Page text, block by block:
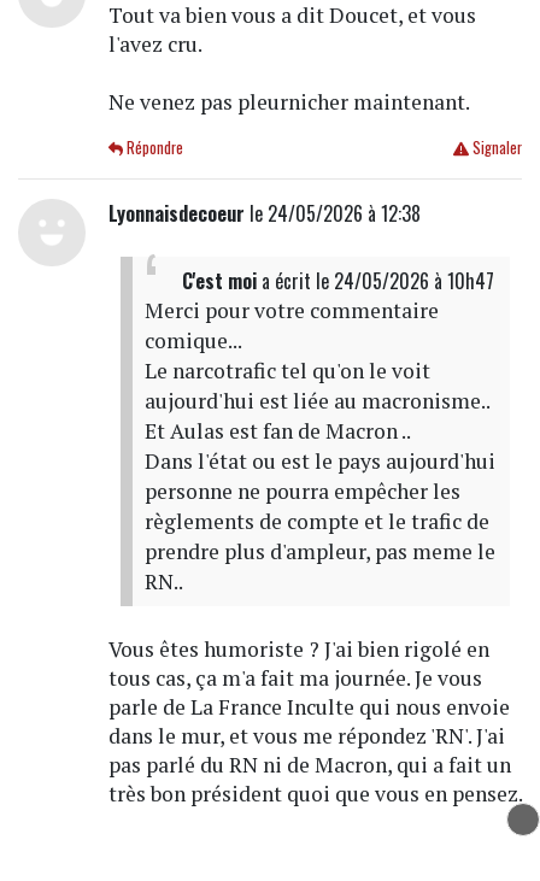
Tout va bien vous a dit Doucet, et vous
l'avez cru.
Ne venez pas pleurnicher maintenant.
Signaler
Répondre
Lyonnaisdecoeur le 24/05/2026 à 12:38
C'est moia écrit le 24/05/2026 à 10h47
Merci pour votre commentaire
comique...
Le narcotrafic tel qu'on le voit
aujourd'hui est liée au macronisme..
Et Aulas est fan de Macron ..
Dans l'état ou est le pays aujourd'hui
personne ne pourra empêcher les
règlements de compte et le trafic de
prendre plus d'ampleur, pas meme le
RN..
Vous êtes humoriste ? J'ai bien rigolé en
tous cas, ça m'a fait ma journée. Je vous
parle de La France Inculte qui nous envoie
dans le mur, et vous me répondez 'RN'. J'ai
pas parlé du RN ni de Macron, qui a fait un
très bon président quoi que vous en pensez.
Fallait pas voter Doucet, c'est tout ce que je